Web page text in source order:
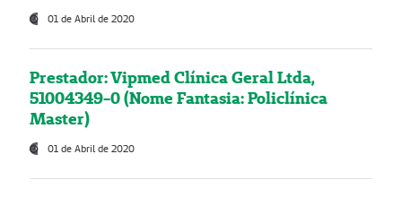
01 de Abril de 2020
Prestador: Vipmed Clínica Geral Ltda,
51004349-0 (Nome Fantasia: Policlínica
Master)
01 de Abril de 2020